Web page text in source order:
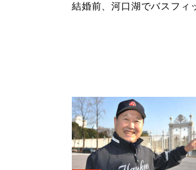
結婚前、河口湖でバスフ